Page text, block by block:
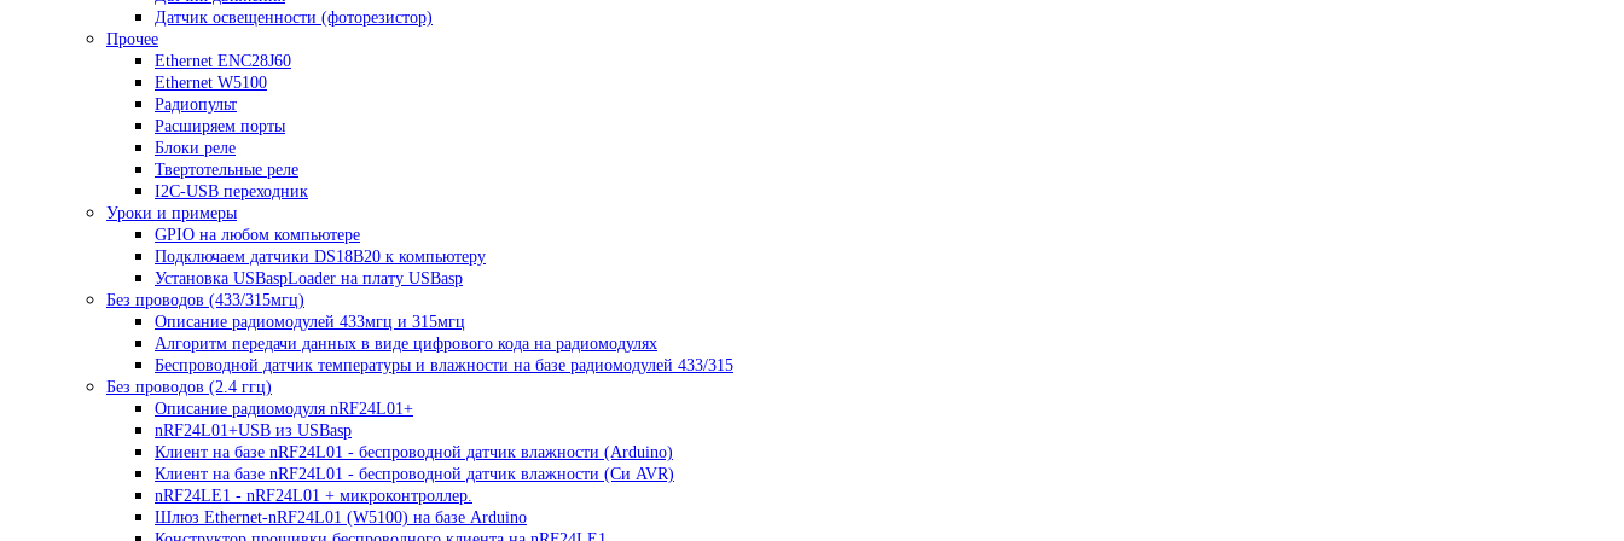
Датчик освещенности (фоторезистор)
Прочее
Ethernet ENC28J60
Ethernet W5100
Радиопульт
Расширяем порты
Блоки реле
Твертотельные реле
I2C-USB переходник
Уроки и примеры
GPIO на любом компьютере
Подключаем датчики DS18B20 к компьютеру
Установка USBaspLoader на плату USBasp
Без проводов (433/315мгц)
Описание радиомодулей 433мгц и 315мгц
Алгоритм передачи данных в виде цифрового кода на радиомодулях
Беспроводной датчик температуры и влажности на базе радиомодулей 433/315
Без проводов (2.4 ггц)
Описание радиомодуля nRF24L01+
nRF24L01+USB из USBasp
Клиент на базе nRF24L01 - беспроводной датчик влажности (Arduino)
Клиент на базе nRF24L01 - беспроводной датчик влажности (Си AVR)
nRF24LE1 - nRF24L01 + микроконтроллер.
Шлюз Ethernet-nRF24L01 (W5100) на базе Arduino